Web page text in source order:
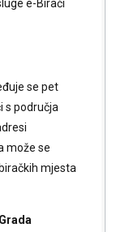
e-Birači
se pet
s područja
može se
mjesta